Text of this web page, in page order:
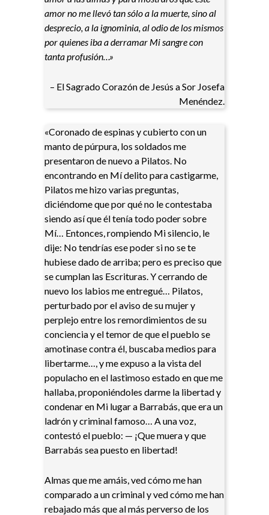
amor no me llevó tan sólo a la muerte, sino al
desprecio, a la ignominia, al odio de los mismos
por quienes iba a derramar Mi sangre con
tanta profusión…»
– El Sagrado Corazón de Jesús a Sor Josefa
Menéndez.
«Coronado de espinas y cubierto con un
manto de púrpura, los soldados me
presentaron de nuevo a Pilatos. No
encontrando en Mí delito para castigarme,
Pilatos me hizo varias preguntas,
diciéndome que por qué no le contestaba
siendo así que él tenía todo poder sobre
Mí… Entonces, rompiendo Mi silencio, le
dije: No tendrías ese poder si no se te
hubiese dado de arriba; pero es preciso que
se cumplan las Escrituras. Y cerrando de
nuevo los labios me entregué… Pilatos,
perturbado por el aviso de su mujer y
perplejo entre los remordimientos de su
conciencia y el temor de que el pueblo se
amotinase contra él, buscaba medios para
libertarme…, y me expuso a la vista del
populacho en el lastimoso estado en que me
hallaba, proponiéndoles darme la libertad y
condenar en Mi lugar a Barrabás, que era un
ladrón y criminal famoso… A una voz,
contestó el pueblo: — ¡Que muera y que
Barrabás sea puesto en libertad!
Almas que me amáis, ved cómo me han
comparado a un criminal y ved cómo me han
rebajado más que al más perverso de los